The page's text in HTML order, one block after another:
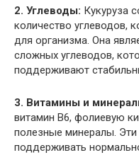
2. Углеводы: Кукуруза
количество углеводов,
для организма. Она
сложных углеводов,
поддерживают
3. Витамины и
витамин В6, фолиевую
полезные минералы.
поддерживать